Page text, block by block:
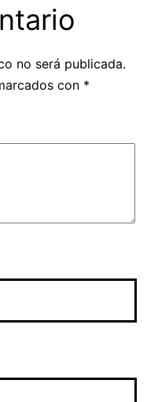
no será publicada.
con *